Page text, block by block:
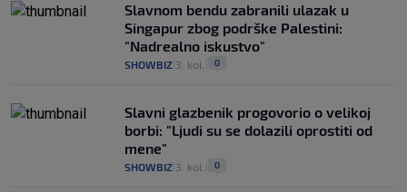
Slavnom bendu zabranili ulazak u
Singapur zbog podrške Palestini:
"Nadrealno iskustvo"
SHOWBIZ 3. kol. 0
Slavni glazbenik progovorio o velikoj
borbi: "Ljudi su se dolazili oprostiti od
mene"
SHOWBIZ 3. kol. 0